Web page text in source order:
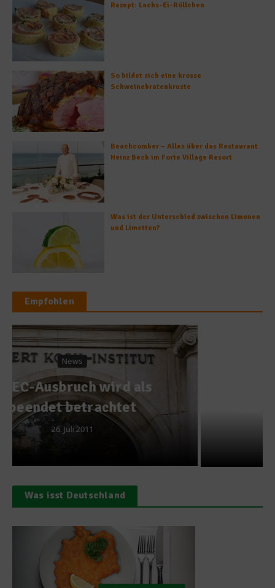
Rezept: Lachs-Ei-Röllchen
So bildet sich eine krosse
Schweinebratenkruste
Beachcomber – Alles über das Restaurant
Heinz Beck im Forte Village Resort
Was ist der Unterschied zwischen Limonen
und Limetten?
Empfohlen
Gastro & Gourmet
Ein Dinner im Noma als
Dank für Pandemie-Helden
21. April 2021
Was isst Deutschland